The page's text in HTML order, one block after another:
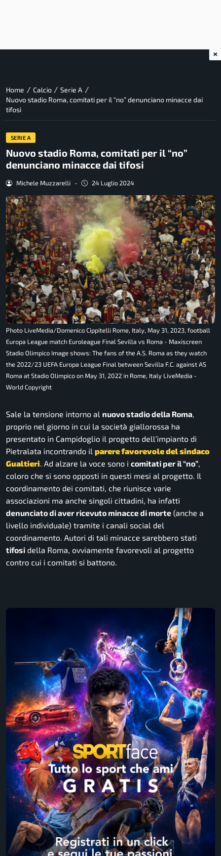
Home / Calcio / Serie A /
Nuovo stadio Roma, comitati per il “no” denunciano minacce dai
tifosi
SERIE A
Nuovo stadio Roma, comitati per il “no”
denunciano minacce dai tifosi
Michele Muzzarelli - 24 Luglio 2024
Photo LiveMedia/Domenico Cippitelli Rome, Italy, May 31, 2023, football
Europa League match Euroleague Final Sevilla vs Roma - Maxiscreen
Stadio Olimpico Image shows: The fans of the A.S. Roma as they watch
the 2022/23 UEFA Europa League Final between Sevilla F.C. against AS
Roma at Stadio Olimpico on May 31, 2022 in Rome, Italy LiveMedia -
World Copyright
Sale la tensione intorno al nuovo stadio della Roma,
proprio nel giorno in cui la società giallorossa ha
presentato in Campidoglio il progetto dell’impianto di
Pietralata incontrando il parere favorevole del sindaco
Gualtieri. Ad alzare la voce sono i comitati per il “no”,
coloro che si sono opposti in questi mesi al progetto. Il
coordinamento dei comitati, che riunisce varie
associazioni ma anche singoli cittadini, ha infatti
denunciato di aver ricevuto minacce di morte (anche a
livello individuale) tramite i canali social del
coordinamento. Autori di tali minacce sarebbero stati
tifosi della Roma, ovviamente favorevoli al progetto
contro cui i comitati si battono.
×